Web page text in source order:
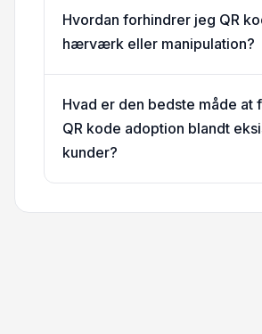
Hvordan forhindrer jeg QR
hærværk eller manipulation?
Hvad er den bedste måde at
QR kode adoption blandt
kunder?